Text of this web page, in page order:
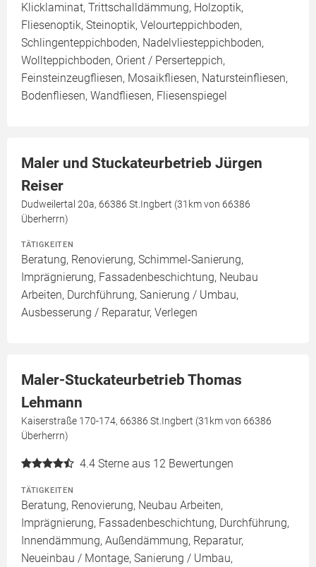
Klicklaminat, Trittschalldämmung, Holzoptik,
Fliesenoptik, Steinoptik, Velourteppichboden,
Schlingenteppichboden, Nadelvliesteppichboden,
Wollteppichboden, Orient / Perserteppich,
Feinsteinzeugfliesen, Mosaikfliesen, Natursteinfliesen,
Bodenfliesen, Wandfliesen, Fliesenspiegel
Maler und Stuckateurbetrieb Jürgen
Reiser
Dudweilertal 20a, 66386 St.Ingbert (31km von 66386
Überherrn)
TÄTIGKEITEN
Beratung, Renovierung, Schimmel-Sanierung,
Imprägnierung, Fassadenbeschichtung, Neubau
Arbeiten, Durchführung, Sanierung / Umbau,
Ausbesserung / Reparatur, Verlegen
Maler-Stuckateurbetrieb Thomas
Lehmann
Kaiserstraße 170-174, 66386 St.Ingbert (31km von 66386
Überherrn)
4.4 Sterne aus 12 Bewertungen
TÄTIGKEITEN
Beratung, Renovierung, Neubau Arbeiten,
Imprägnierung, Fassadenbeschichtung, Durchführung,
Innendämmung, Außendämmung, Reparatur,
Neueinbau / Montage, Sanierung / Umbau,